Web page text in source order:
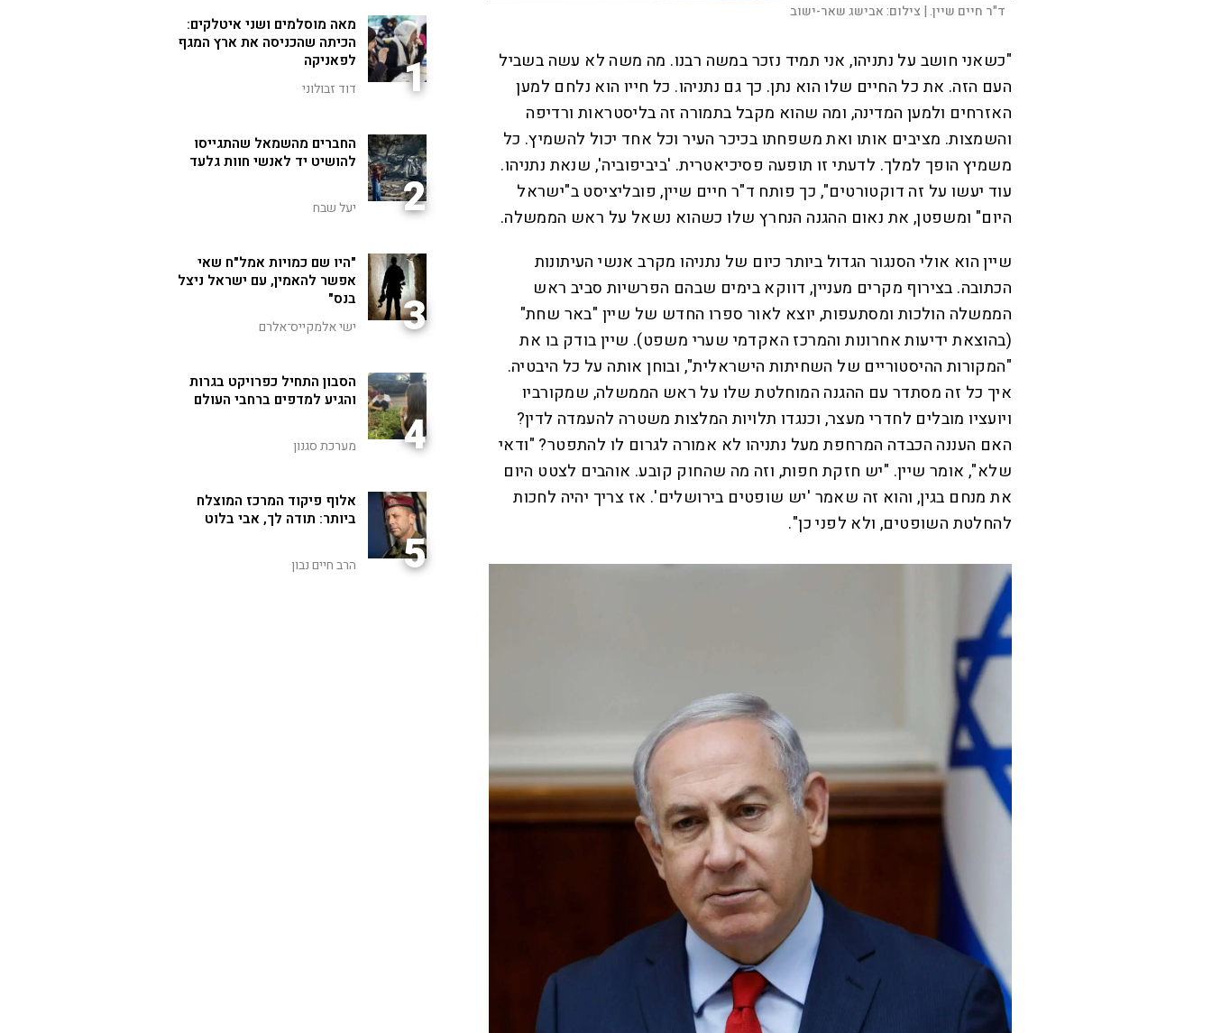
ד"ר חיים שיין. | צילום:אבישג שאר-ישוב
"כשאני חושב על נתניהו, אני תמיד נזכר במשה רבנו. מה משה לא עשה בשביל
העם הזה. את כל החיים שלו הוא נתן. כך גם נתניהו. כל חייו הוא נלחם למען
האזרחים ולמען המדינה, ומה שהוא מקבל בתמורה זה בליסטראות ורדיפה
והשמצות. מציבים אותו ואת משפחתו בכיכר העיר וכל אחד יכול להשמיץ. כל
משמיץ הופך למלך. לדעתי זו תופעה פסיכיאטרית. 'ביביפוביה', שנאת נתניהו.
עוד יעשו על זה דוקטורטים", כך פותח ד"ר חיים שיין, פובליציסט ב"ישראל
היום" ומשפטן, את נאום ההגנה הנחרץ שלו כשהוא נשאל על ראש הממשלה.
שיין הוא אולי הסנגור הגדול ביותר כיום של נתניהו מקרב אנשי העיתונות
הכתובה. בצירוף מקרים מעניין, דווקא בימים שבהם הפרשיות סביב ראש
הממשלה הולכות ומסתעפות, יוצא לאור ספרו החדש של שיין "באר שחת"
(בהוצאת ידיעות אחרונות והמרכז האקדמי שערי משפט). שיין בודק בו את
"המקורות ההיסטוריים של השחיתות הישראלית", ובוחן אותה על כל היבטיה.
איך כל זה מסתדר עם ההגנה המוחלטת שלו על ראש הממשלה, שמקורביו
ויועציו מובלים לחדרי מעצר, וכנגדו תלויות המלצות משטרה להעמדה לדין?
האם העננה הכבדה המרחפת מעל נתניהו לא אמורה לגרום לו להתפטר? "ודאי
שלא", אומר שיין. "יש חזקת חפות, וזה מה שהחוק קובע. אוהבים לצטט היום
את מנחם בגין, והוא זה שאמר 'יש שופטים בירושלים'. אז צריך יהיה לחכות
להחלטת השופטים, ולא לפני כן".
1
מאה מוסלמים ושני איטלקים:
הכיתה שהכניסה את ארץ המגף
לפאניקה
דוד זבולוני
2
החברים מהשמאל שהתגייסו
להושיט יד לאנשי חוות גלעד
יעל שבח
3
"היו שם כמויות אמל"ח שאי
אפשר להאמין, עם ישראל ניצל
בנס"
ישי אלמקייס־אלרם
4
הסבון התחיל כפרויקט בגרות
והגיע למדפים ברחבי העולם
מערכת סגנון
5
אלוף פיקוד המרכז המוצלח
ביותר: תודה לך, אבי בלוט
הרב חיים נבון